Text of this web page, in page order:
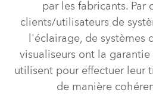
par les fabricants. Par
clients/utilisateurs de
l'éclairage, de systèmes
visualiseurs ont la
utilisent pour effectuer leur
de manière